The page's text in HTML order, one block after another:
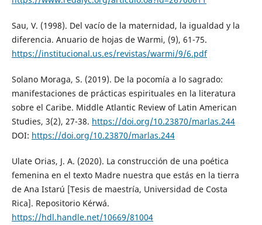
Sau, V. (1998). Del vacío de la maternidad, la igualdad y la
diferencia. Anuario de hojas de Warmi, (9), 61-75.
https://institucional.us.es/revistas/warmi/9/6.pdf
Solano Moraga, S. (2019). De la pocomía a lo sagrado:
manifestaciones de prácticas espirituales en la literatura
sobre el Caribe. Middle Atlantic Review of Latin American
Studies, 3(2), 27-38. https://doi.org/10.23870/marlas.244
DOI: https://doi.org/10.23870/marlas.244
Ulate Orias, J. A. (2020). La construcción de una poética
femenina en el texto Madre nuestra que estás en la tierra
de Ana Istarú [Tesis de maestría, Universidad de Costa
Rica]. Repositorio Kérwá.
https://hdl.handle.net/10669/81004